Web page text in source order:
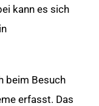
kann es sich
beim Besuch
erfasst. Das